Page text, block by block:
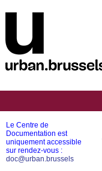
Le Centre de
Documentation est
uniquement accessible
sur rendez-vous :
doc@urban.brussels